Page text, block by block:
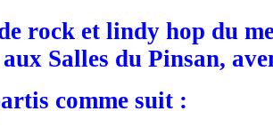
rock et lindy hop du
Salles du Pinsan,
comme suit :